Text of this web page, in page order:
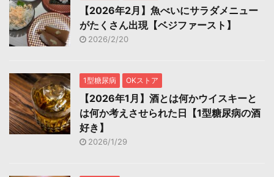
【2026年2月】魚べいにサラダメニュー
がたくさん出現【ベジファースト】
2026/2/20
1型糖尿病 OKストア
【2026年1月】酒とは何かウイスキーと
は何か考えさせられた日【1型糖尿病の酒
好き】
2026/1/29